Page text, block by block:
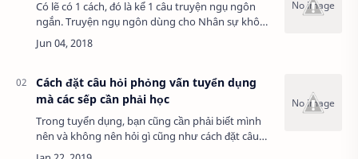
Có lẽ có 1 cách, đó là kể 1 câu truyện ngụ ngôn
ngắn. Truyện ngụ ngôn dùng cho Nhân sự không
nhiều. Qua 1 hồi tìm kiếm, KC có tìm ra được 1 số
câu truyện ngụ ngôn. Hy vọng nó sẽ gi…
Cách đặt câu hỏi phỏng vấn tuyển dụng
mà các sếp cần phải học
Trong tuyển dụng, bạn cũng cần phải biết mình
nên và không nên hỏi gì cũng như cách đặt câu
hỏi ra sao. Điều này sẽ giúp bạn dễ dàng tìm được